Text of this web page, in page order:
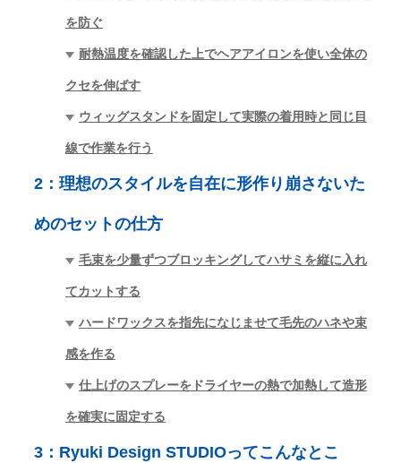
を防ぐ
耐熱温度を確認した上でヘアアイロンを使い全体の
クセを伸ばす
ウィッグスタンドを固定して実際の着用時と同じ目
線で作業を行う
2： 理想のスタイルを自在に形作り崩さないた
めのセットの仕方
毛束を少量ずつブロッキングしてハサミを縦に入れ
てカットする
ハードワックスを指先になじませて毛先のハネや束
感を作る
仕上げのスプレーをドライヤーの熱で加熱して造形
を確実に固定する
3： Ryuki Design STUDIOってこんなとこ